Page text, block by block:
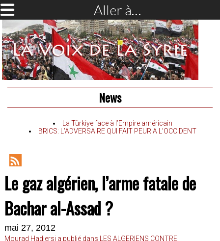
Aller à…
News
La Türkiye face à l’Empire américain
BRICS: L’ADVERSAIRE QUI FAIT PEUR A L’OCCIDENT
RSS
Le gaz algérien, l’arme fatale de
Bachar al-Assad ?
mai 27, 2012
Mourad Hadjersi a publié dans LES ALGERIENS CONTRE